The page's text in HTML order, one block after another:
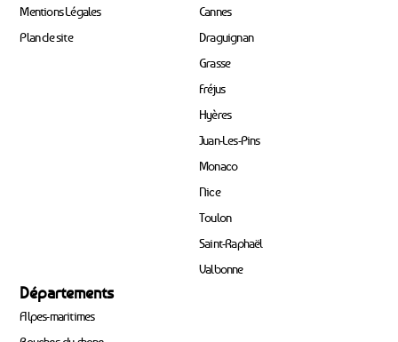
Mentions Légales
Plan de site
Cannes
Draguignan
Grasse
Fréjus
Hyères
Juan-Les-Pins
Monaco
Nice
Toulon
Saint-Raphaël
Valbonne
Départements
Alpes-maritimes